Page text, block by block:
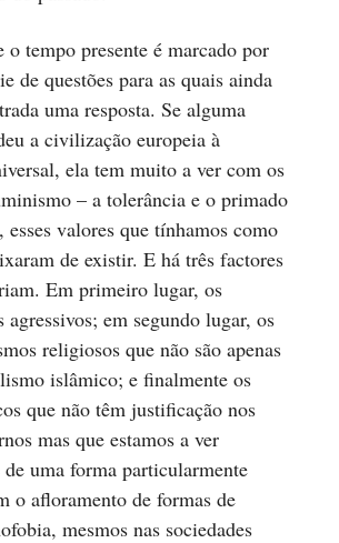
o tempo presente é marcado por
de questões para as quais ainda
uma resposta. Se alguma
a civilização europeia à
ela tem muito a ver com os
– a tolerância e o primado
esses valores que tínhamos como
de existir. E há três factores
Em primeiro lugar, os
agressivos; em segundo lugar, os
religiosos que não são apenas
islâmico; e finalmente os
que não têm justificação nos
mas que estamos a ver
uma forma particularmente
o afloramento de formas de
mesmos nas sociedades